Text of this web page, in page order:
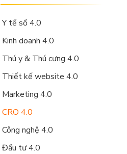
Y tế số 4.0
Kinh doanh 4.0
Thú y & Thú cưng 4.0
Thiết kế website 4.0
Marketing 4.0
CRO 4.0
Công nghệ 4.0
Đầu tư 4.0